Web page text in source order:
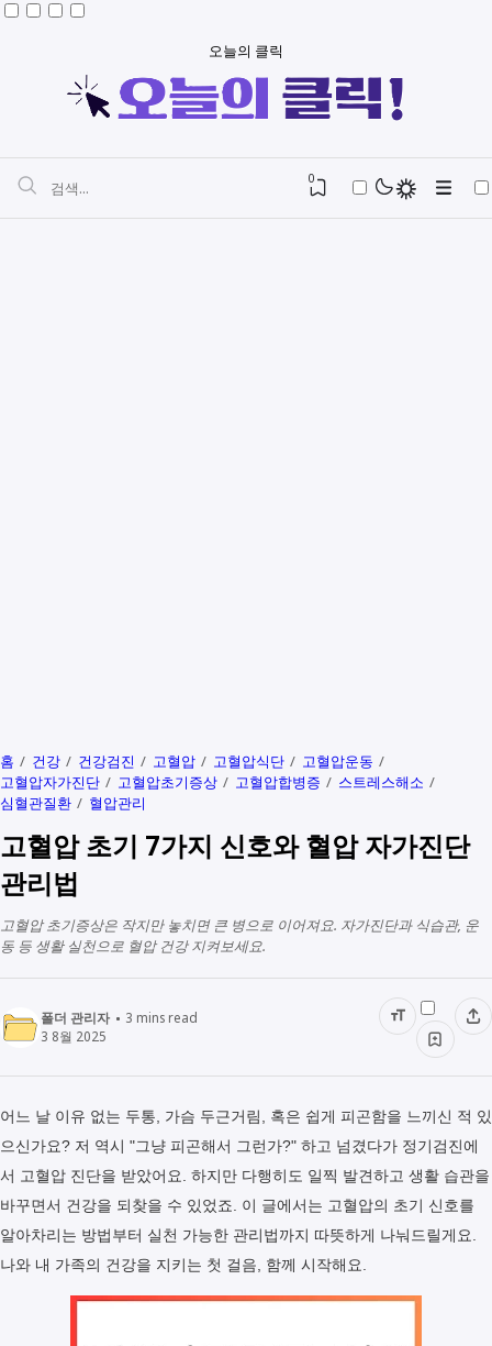
오늘의 클릭
0
홈 건강 건강검진 고혈압 고혈압식단
고혈압운동
고혈압자가진단
고혈압초기증상 고혈압합병증
스트레스해소
심혈관질환
혈압관리
고혈압 초기 7가지 신호와 혈압 자가진단
관리법
고혈압 초기증상은 작지만 놓치면 큰 병으로 이어져요. 자가진단과 식습관, 운
동 등 생활 실천으로 혈압 건강 지켜보세요.
폴더 관리자 3 mins read
3 8월 2025
어느 날 이유 없는 두통, 가슴 두근거림, 혹은 쉽게 피곤함을 느끼신 적 있
으신가요? 저 역시 "그냥 피곤해서 그런가?" 하고 넘겼다가 정기검진에
서 고혈압 진단을 받았어요. 하지만 다행히도 일찍 발견하고 생활 습관을
바꾸면서 건강을 되찾을 수 있었죠. 이 글에서는 고혈압의 초기 신호를
알아차리는 방법부터 실천 가능한 관리법까지 따뜻하게 나눠드릴게요.
나와 내 가족의 건강을 지키는 첫 걸음, 함께 시작해요.